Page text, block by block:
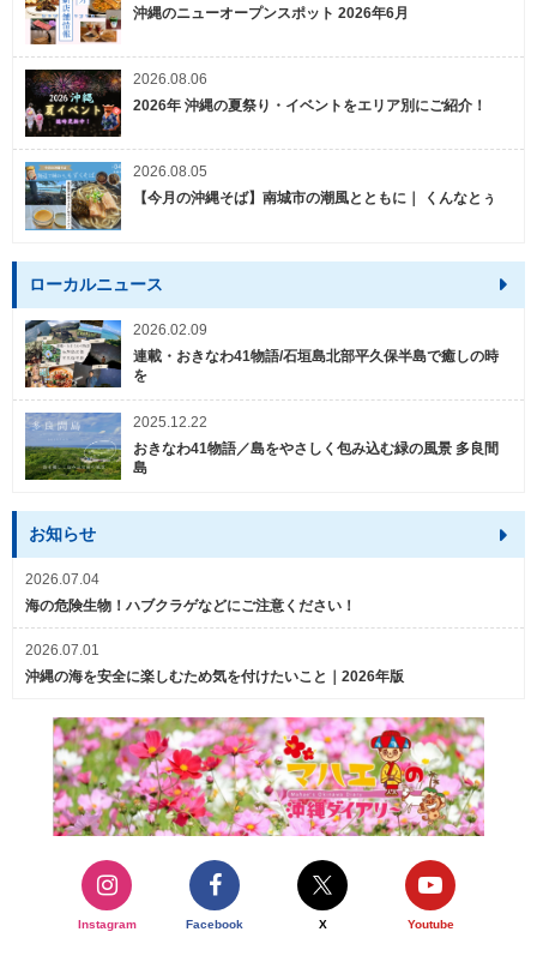
沖縄のニューオープンスポット 2026年6月
2026.08.06
2026年 沖縄の夏祭り・イベントをエリア別にご紹介！
2026.08.05
【今月の沖縄そば】南城市の潮風とともに｜ くんなとぅ
ローカルニュース
2026.02.09
連載・おきなわ41物語/石垣島北部平久保半島で癒しの時
を
2025.12.22
おきなわ41物語／島をやさしく包み込む緑の風景 多良間
島
お知らせ
2026.07.04
海の危険生物！ハブクラゲなどにご注意ください！
2026.07.01
沖縄の海を安全に楽しむため気を付けたいこと｜2026年版
Instagram Facebook X Youtube